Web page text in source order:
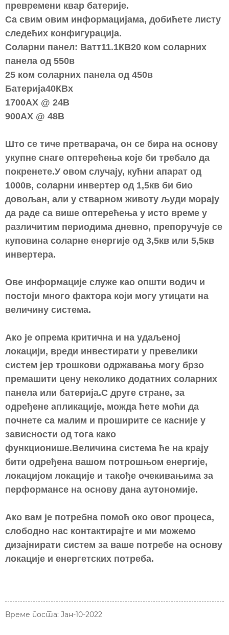
превремени квар батерије.
Са свим овим информацијама, добићете листу
следећих конфигурација.
Соларни панел: Ватт11.1КВ20 ком соларних
панела од 550в
25 ком соларних панела од 450в
Батерија40КВх
1700АХ @ 24В
900АХ @ 48В
Што се тиче претварача, он се бира на основу
укупне снаге оптерећења које би требало да
покренете.У овом случају, кућни апарат од
1000в, соларни инвертер од 1,5кв би био
довољан, али у стварном животу људи морају
да раде са више оптерећења у исто време у
различитим периодима дневно, препоручује се
куповина соларне енергије од 3,5кв или 5,5кв
инвертера.
Ове информације служе као општи водич и
постоји много фактора који могу утицати на
величину система.
Ако је опрема критична и на удаљеној
локацији, вреди инвестирати у превелики
систем јер трошкови одржавања могу брзо
премашити цену неколико додатних соларних
панела или батерија.С друге стране, за
одређене апликације, можда ћете моћи да
почнете са малим и проширите се касније у
зависности од тога како
функционише.Величина система ће на крају
бити одређена вашом потрошњом енергије,
локацијом локације и такође очекивањима за
перформансе на основу дана аутономије.
Ако вам је потребна помоћ око овог процеса,
слободно нас контактирајте и ми можемо
дизајнирати систем за ваше потребе на основу
локације и енергетских потреба.
Време поста: Јан-10-2022